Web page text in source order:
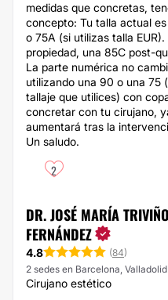
medidas que concretas,
concepto: Tu talla actual
o 75A (si utilizas talla
propiedad, una 85C post-
La parte numérica no
utilizando una 90 o una 75
tallaje que utilices) con
concretar con tu cirujano,
aumentará tras la
Un saludo.
2
DR. JOSÉ MARÍA TRIVIÑO
FERNÁNDEZ
4.8 (84)
2 sedes en Barcelona,
Cirujano estético